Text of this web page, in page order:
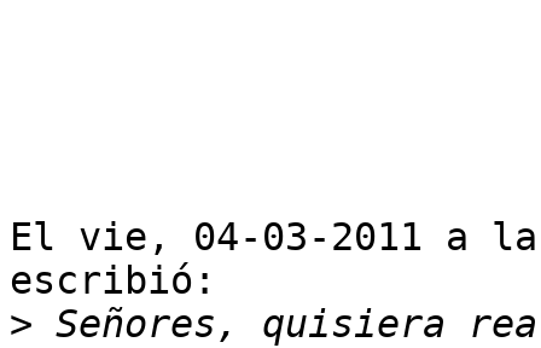
El vie, 04-03-2011 a
escribió:
> Señores, quisiera